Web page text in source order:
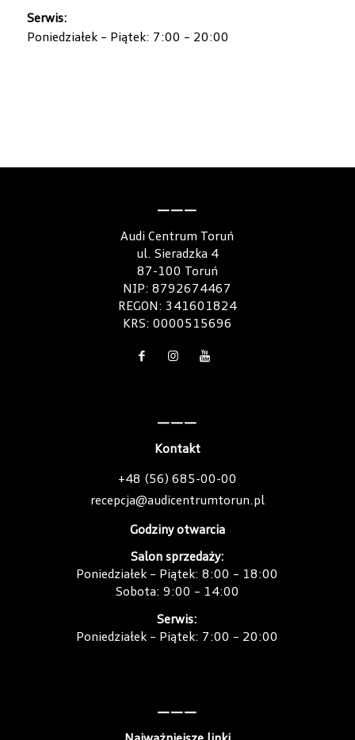
Serwis:
Poniedziałek – Piątek: 7:00 – 20:00
———
Audi Centrum Toruń
ul. Sieradzka 4
87-100 Toruń
NIP: 8792674467
REGON: 341601824
KRS: 0000515696
———
Kontakt
+48 (56) 685-00-00
recepcja@audicentrumtorun.pl
Godziny otwarcia
Salon sprzedaży:
Poniedziałek – Piątek: 8:00 – 18:00
Sobota: 9:00 – 14:00
Serwis:
Poniedziałek – Piątek: 7:00 – 20:00
———